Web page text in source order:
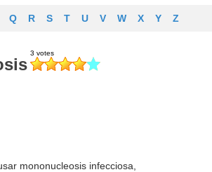
Q R S T U V W X Y Z
mononucleosis infecciosa,